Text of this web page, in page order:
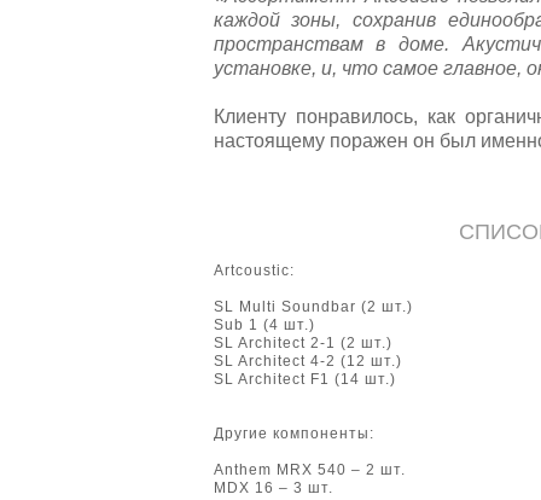
каждой зоны, сохранив
пространствам в доме.
установке, и, что самое главное,
Клиенту понравилось, как
настоящему поражен он был
Artcoustic:
SL Multi Soundbar (2 шт.)
Sub 1 (4 шт.)
SL Architect 2-1 (2 шт.)
SL Architect 4-2 (12 шт.)
SL Architect F1 (14 шт.)
Другие компоненты:
Anthem MRX 540 – 2 шт.
MDX 16 – 3 шт.